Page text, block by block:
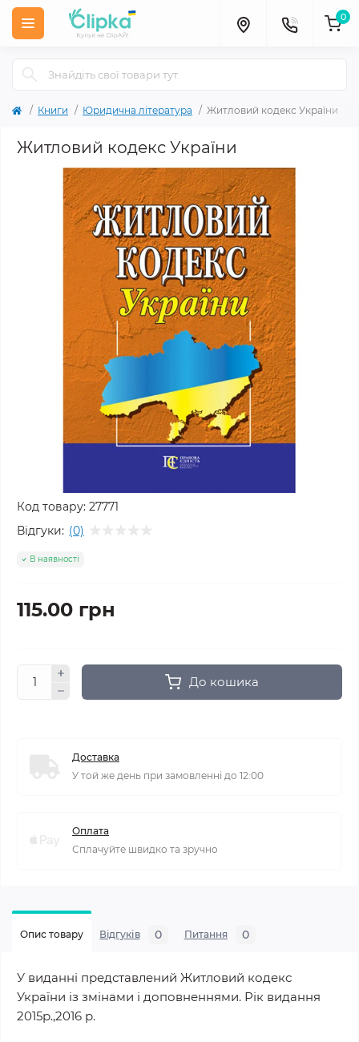
0
Книги Юридична література Житловий кодекс України
Житловий кодекс України
Код товару: 27771
Відгуки: (0)
В наявності
115.00 грн
До кошика
Доставка
У той же день при замовленні до 12:00
Оплата
Сплачуйте швидко та зручно
Опис товару Відгуків 0 Питання 0
У виданні представлений Житловий кодекс
України із змінами і доповненнями. Рік видання
2015р.,2016 р.